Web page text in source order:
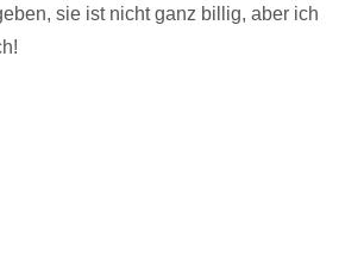
sie ist nicht ganz billig, aber ich